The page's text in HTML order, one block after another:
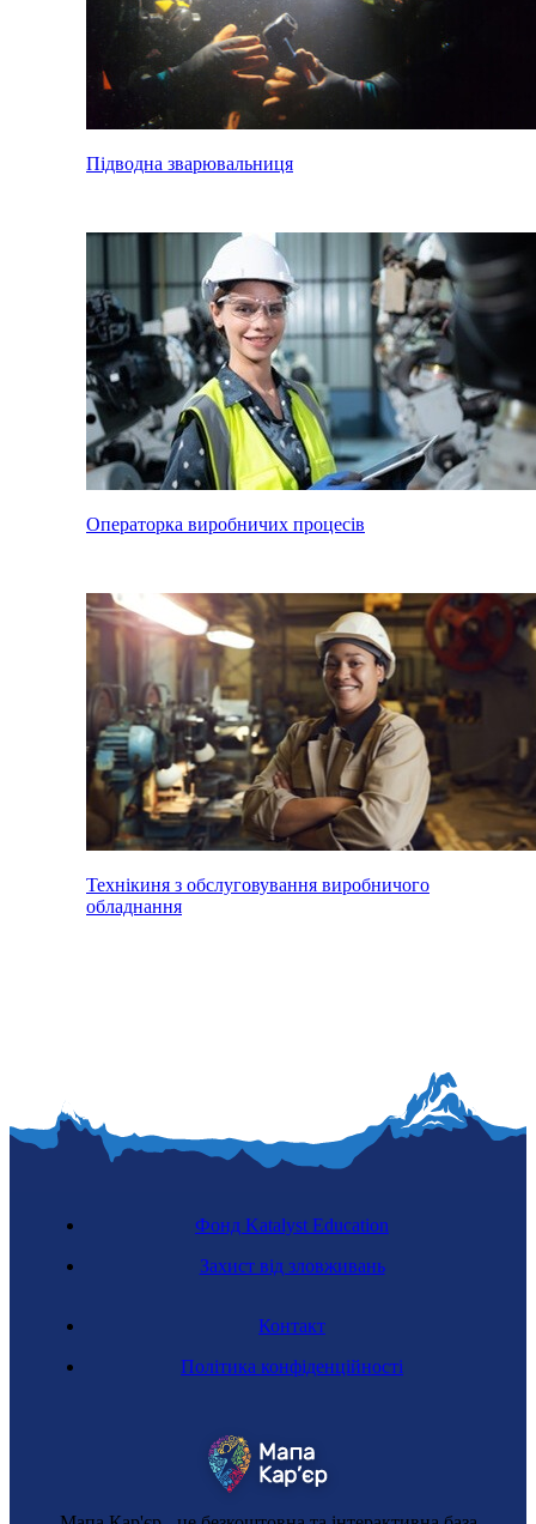
Підводна зварювальниця
Операторка виробничих процесів
Технікиня з обслуговування виробничого
обладнання
Контакт
Політика конфіденційності
Фонд Katalyst Education
Захист від зловживань